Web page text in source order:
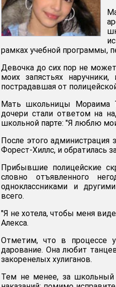
рамках учебной программы,
Девочка до сих пор не
моих запястьях
пострадавшая от
Мать школьницы Мораима
дочери стали ответом на
школьной парте: "Я люблю
После этого администрация
Форест-Хиллс, и обратилась
Прибывшие полицейские
словно отъявленного
одноклассниками и
всего.
"Я не хотела, чтобы меня
Алекса.
Отметим, что в процессе
дарование. Она любит
закоренелых хулиганов.
Тем не менее, за школьный